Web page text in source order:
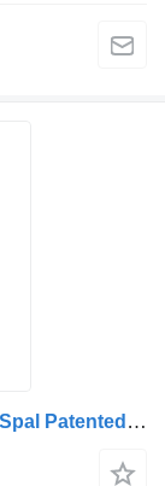
Reostat Ventilator Încălzitor Cabină für Spal Patented 1001 1120 LKW